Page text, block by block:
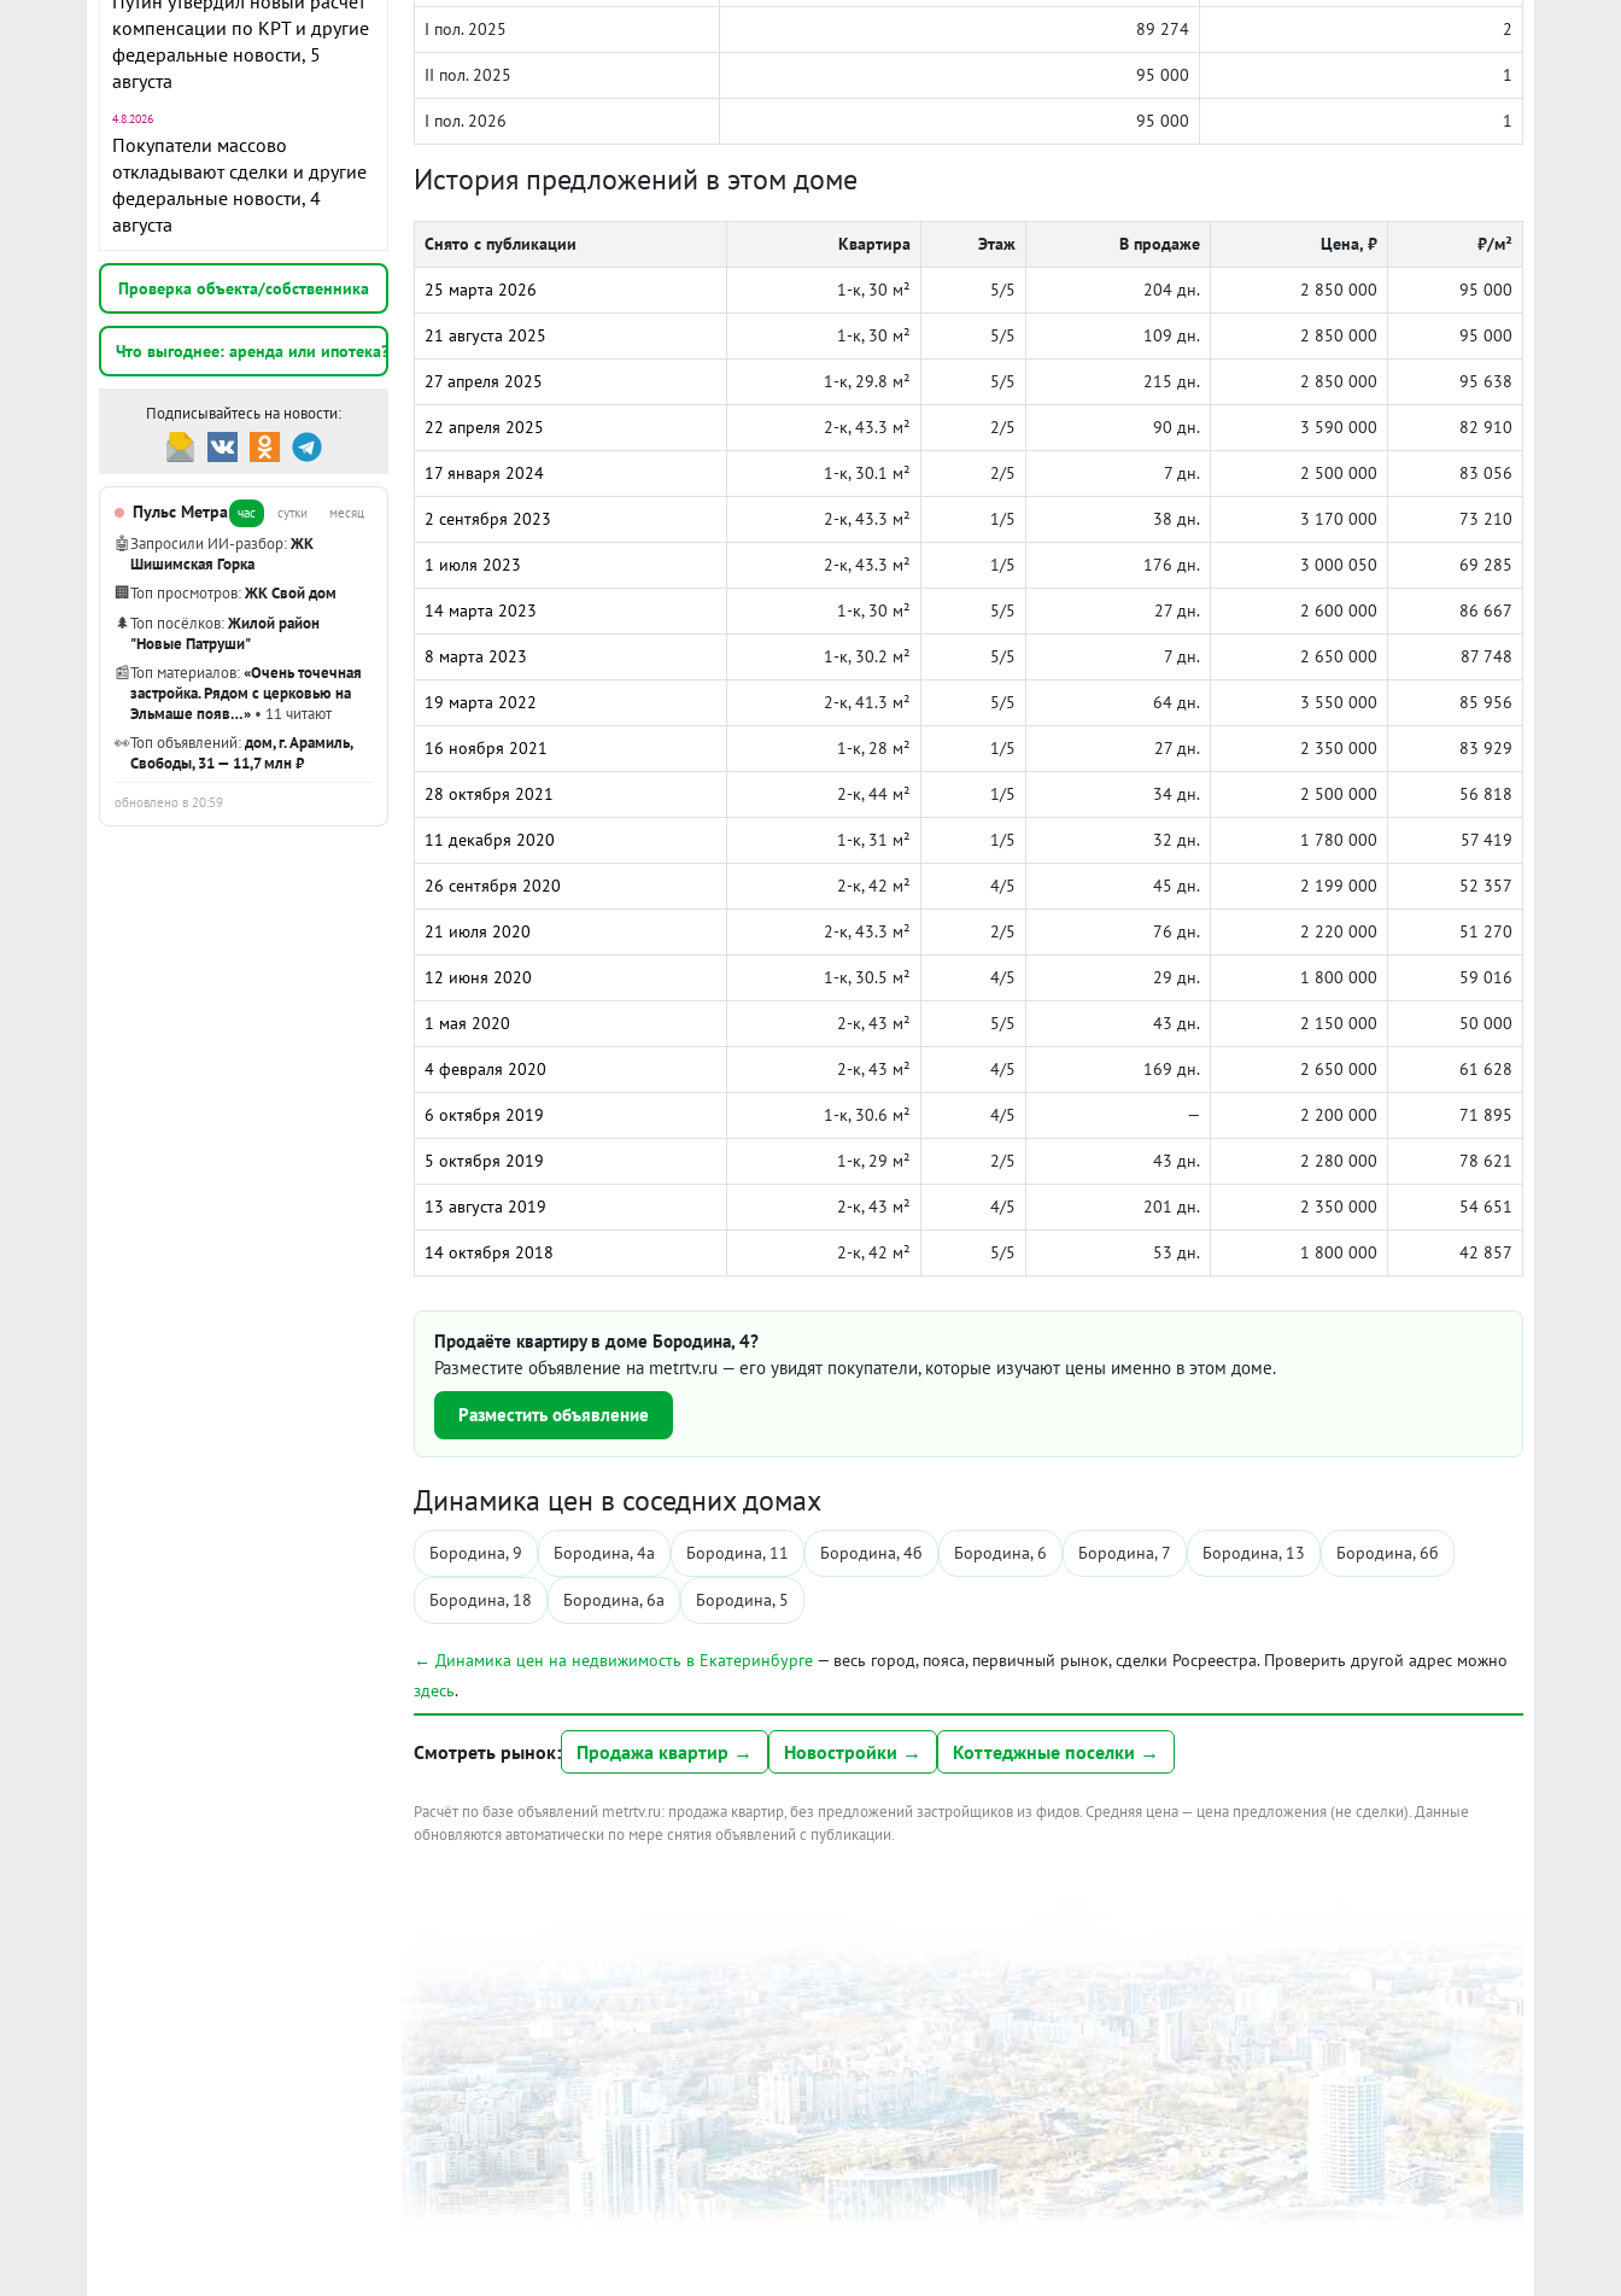
компенсации по КРТ и другие
федеральные новости, 5
августа
4.8.2026
Покупатели массово
откладывают сделки и другие
федеральные новости, 4
августа
Проверка объекта/собственника
Что выгоднее: аренда или ипотека?
Подписывайтесь на новости:
Пульс Метра час сутки месяц
🤖Запросили ИИ-разбор:ЖК
Шишимская Горка
🏢Топ просмотров:ЖК Свой дом
🌲Топ посёлков:Жилой район
"Новые Патруши"
📰Топ материалов:«Очень точечная
застройка. Рядом с церковью на
Эльмаше появ…» • 11 читают
👀Топ объявлений:дом, г. Арамиль,
Свободы, 31 — 11,7 млн ₽
обновлено в 20:59
I пол. 2025 89 274 2
II пол. 2025 95 000 1
I пол. 2026 95 000 1
История предложений в этом доме
Снято с публикации Квартира Этаж В продаже Цена, ₽ ₽/м²
25 марта 2026 1-к, 30 м² 5/5 204 дн. 2 850 000 95 000
21 августа 2025 1-к, 30 м² 5/5 109 дн. 2 850 000 95 000
27 апреля 2025 1-к, 29.8 м² 5/5 215 дн. 2 850 000 95 638
22 апреля 2025 2-к, 43.3 м² 2/5 90 дн. 3 590 000 82 910
17 января 2024 1-к, 30.1 м² 2/5 7 дн. 2 500 000 83 056
2 сентября 2023 2-к, 43.3 м² 1/5 38 дн. 3 170 000 73 210
1 июля 2023 2-к, 43.3 м² 1/5 176 дн. 3 000 050 69 285
14 марта 2023 1-к, 30 м² 5/5 27 дн. 2 600 000 86 667
8 марта 2023 1-к, 30.2 м² 5/5 7 дн. 2 650 000 87 748
19 марта 2022 2-к, 41.3 м² 5/5 64 дн. 3 550 000 85 956
16 ноября 2021 1-к, 28 м² 1/5 27 дн. 2 350 000 83 929
28 октября 2021 2-к, 44 м² 1/5 34 дн. 2 500 000 56 818
11 декабря 2020 1-к, 31 м² 1/5 32 дн. 1 780 000 57 419
26 сентября 2020 2-к, 42 м² 4/5 45 дн. 2 199 000 52 357
21 июля 2020 2-к, 43.3 м² 2/5 76 дн. 2 220 000 51 270
12 июня 2020 1-к, 30.5 м² 4/5 29 дн. 1 800 000 59 016
1 мая 2020 2-к, 43 м² 5/5 43 дн. 2 150 000 50 000
4 февраля 2020 2-к, 43 м² 4/5 169 дн. 2 650 000 61 628
6 октября 2019 1-к, 30.6 м² 4/5 — 2 200 000 71 895
5 октября 2019 1-к, 29 м² 2/5 43 дн. 2 280 000 78 621
13 августа 2019 2-к, 43 м² 4/5 201 дн. 2 350 000 54 651
14 октября 2018 2-к, 42 м² 5/5 53 дн. 1 800 000 42 857
Продаёте квартиру в доме Бородина, 4?
Разместите объявление на metrtv.ru — его увидят покупатели, которые изучают цены именно в этом доме.
Разместить объявление
Динамика цен в соседних домах
Бородина, 9 Бородина, 4а Бородина, 11 Бородина, 4б Бородина, 6 Бородина, 7 Бородина, 13 Бородина, 6б
Бородина, 18 Бородина, 6а Бородина, 5
← Динамика цен на недвижимость в Екатеринбурге — весь город, пояса, первичный рынок, сделки Росреестра. Проверить другой адрес можно
здесь.
Смотреть рынок: Продажа квартир → Новостройки → Коттеджные поселки →
Расчёт по базе объявлений metrtv.ru: продажа квартир, без предложений застройщиков из фидов. Средняя цена — цена предложения (не сделки). Данные
обновляются автоматически по мере снятия объявлений с публикации.